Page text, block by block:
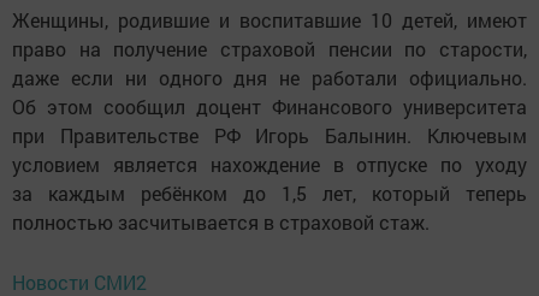
Женщины, родившие и воспитавшие 10 детей, имеют
право на получение страховой пенсии по старости,
даже если ни одного дня не работали официально.
Об этом сообщил доцент Финансового университета
при Правительстве РФ Игорь Балынин. Ключевым
условием является нахождение в отпуске по уходу
за каждым ребёнком до 1,5 лет, который теперь
полностью засчитывается в страховой стаж.
Новости СМИ2